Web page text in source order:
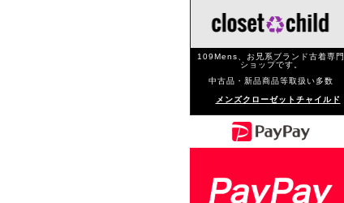
109Mens、お兄系ブランド古着専門
ショップです。
中古品・新品商品等取扱い多数
メンズクローゼットチャイルド